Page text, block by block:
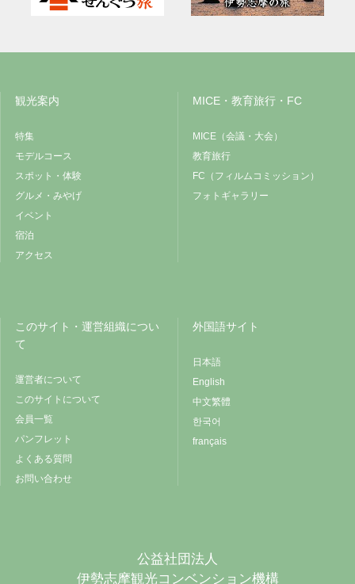
観光案内
特集
モデルコース
スポット・体験
グルメ・みやげ
イベント
宿泊
アクセス
MICE・教育旅行・FC
MICE（会議・大会）
教育旅行
FC（フィルムコミッション）
フォトギャラリー
このサイト・運営組織につい
て
運営者について
このサイトについて
会員一覧
パンフレット
よくある質問
お問い合わせ
外国語サイト
日本語
English
中文繁體
한국어
français
公益社団法人
伊勢志摩観光コンベンション機構